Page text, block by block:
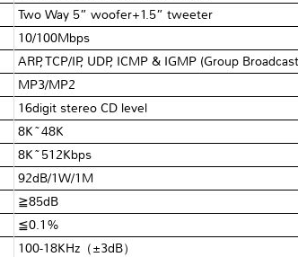
Two Way 5” woofer+1.5” tweeter
10/100Mbps
ARP, TCP/IP, UDP, ICMP & IGMP (Group
MP3/MP2
16digit stereo CD level
8K~48K
8K~512Kbps
92dB/1W/1M
≧85dB
≦0.1%
100-18KHz（±3dB）